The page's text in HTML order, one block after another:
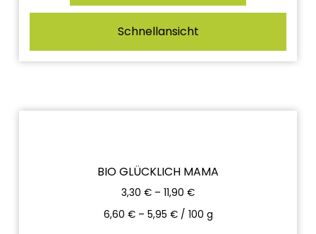
Schnellansicht
BIO GLÜCKLICH MAMA
3,30 € – 11,90 €
6,60 €– 5,95 €/ 100 g